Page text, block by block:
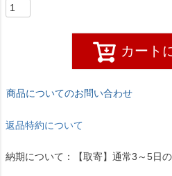
カート
商品についてのお問い合わせ
返品特約について
納期について：【取寄】通常3～5日